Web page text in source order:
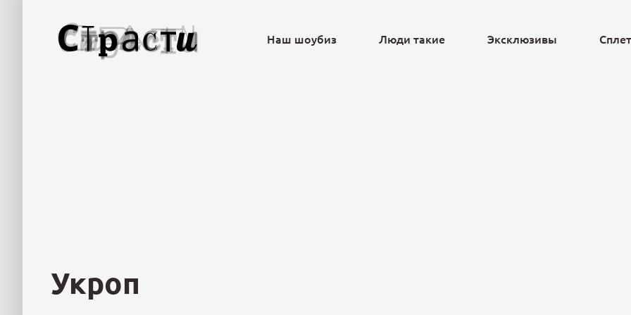
Наш шоубиз Люди такие Эксклюзивы
Укроп